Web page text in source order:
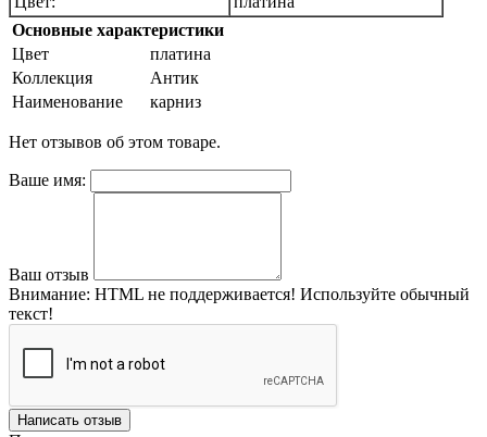
Основные характеристики
Цвет
платина
Коллекция
Антик
Наименование
карниз
Нет отзывов об этом товаре.
Ваше имя:
Ваш отзыв
Внимание: HTML не поддерживается! Используйте обычный
текст!
Написать отзыв